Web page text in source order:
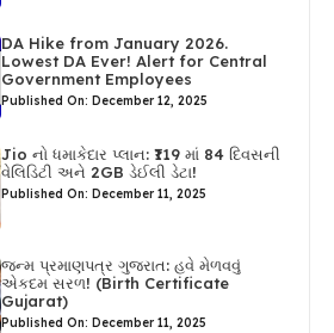
DA Hike from January 2026.
Lowest DA Ever! Alert for Central
Government Employees
Published On: December 12, 2025
Jio નો ધમાકેદાર પ્લાન: ₹119 માં 84 દિવસની
વેલિડિટી અને 2GB ડેઈલી ડેટા!
Published On: December 11, 2025
જન્મ પ્રમાણપત્ર ગુજરાત: હવે મેળવવું
એકદમ સરળ! (Birth Certificate
Gujarat)
Published On: December 11, 2025